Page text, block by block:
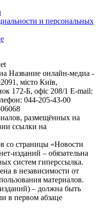
и персональных
Название онлайн-медиа -
місто Київ,
Б, офіс 208/1 E-mail:
044-205-43-00
размещённых на
ссылки на
со страницы «Новости
изданий – обязательна
систем гиперссылка.
в независимости от
материалов.
– должна быть
в первом абзаце